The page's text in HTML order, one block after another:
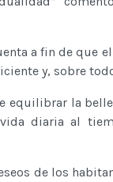
a fin de que
y, sobre
equilibrar la
diaria al
de los